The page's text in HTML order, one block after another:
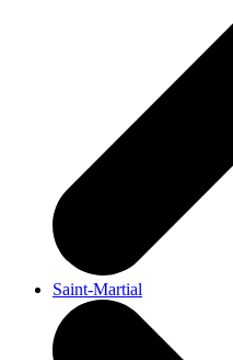
Saint-Martial